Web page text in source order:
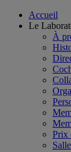
Accueil
Le
À
Prix